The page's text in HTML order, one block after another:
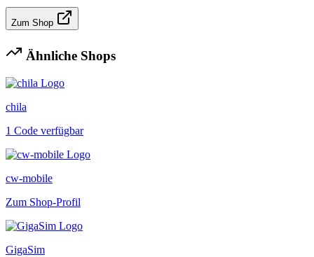
Zum Shop
Ähnliche Shops
chila
1 Code verfügbar
cw-mobile
Zum Shop-Profil
GigaSim